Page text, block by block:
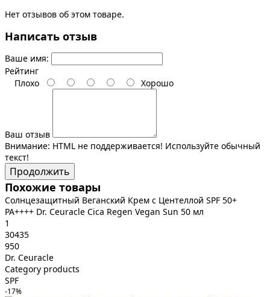
Нет отзывов об этом товаре.
Написать отзыв
Ваше имя:
Рейтинг
Плохо
Хорошо
Ваш отзыв
Внимание: HTML не поддерживается! Используйте обычный
текст!
Продолжить
Похожие товары
Солнцезащитный Веганский Крем с Центеллой SPF 50+
PA++++ Dr. Ceuracle Сica Regen Vegan Sun 50 мл
1
30435
950
Dr. Ceuracle
Category products
SPF
-17%